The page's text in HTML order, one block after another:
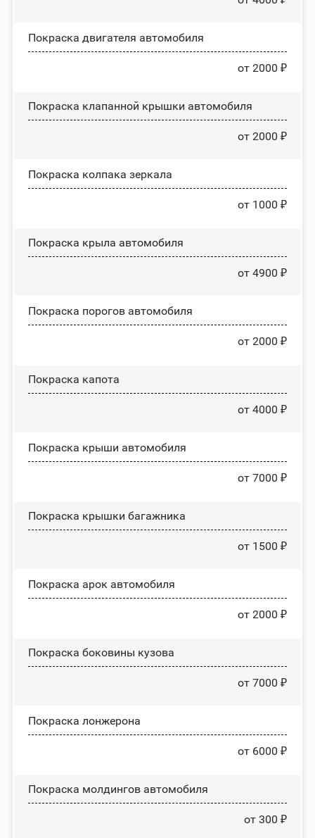
Покраска двигателя автомобиля
от 2000 ₽
Покраска клапанной крышки автомобиля
от 2000 ₽
Покраска колпака зеркала
от 1000 ₽
Покраска крыла автомобиля
от 4900 ₽
Покраска порогов автомобиля
от 2000 ₽
Покраска капота
от 4000 ₽
Покраска крыши автомобиля
от 7000 ₽
Покраска крышки багажника
от 1500 ₽
Покраска арок автомобиля
от 2000 ₽
Покраска боковины кузова
от 7000 ₽
Покраска лонжерона
от 6000 ₽
Покраска молдингов автомобиля
от 300 ₽